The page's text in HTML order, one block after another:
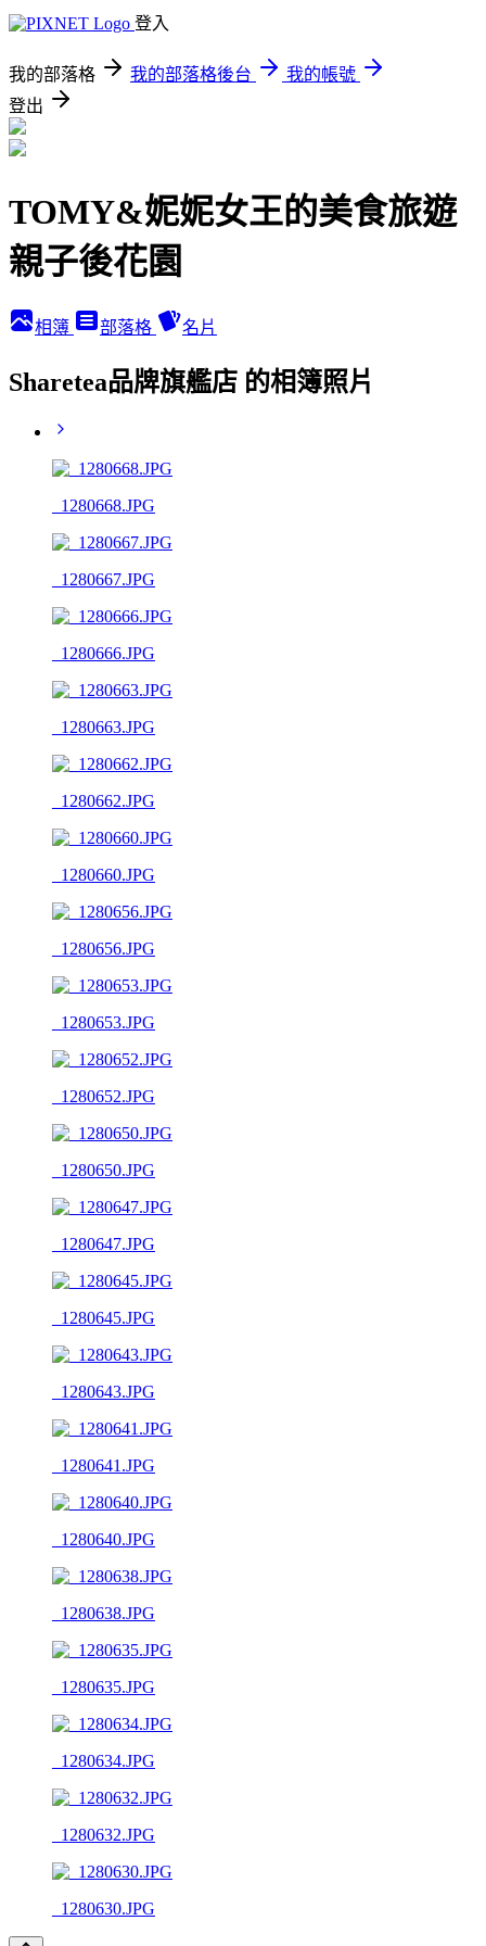
登入
我的部落格 我的部落格後台
我的帳號
登出
TOMY&妮妮女王的美食旅遊
親子後花園
相簿 部落格 名片
Sharetea品牌旗艦店 的相簿照片
_1280668.JPG
_1280667.JPG
_1280666.JPG
_1280663.JPG
_1280662.JPG
_1280660.JPG
_1280656.JPG
_1280653.JPG
_1280652.JPG
_1280650.JPG
_1280647.JPG
_1280645.JPG
_1280643.JPG
_1280641.JPG
_1280640.JPG
_1280638.JPG
_1280635.JPG
_1280634.JPG
_1280632.JPG
_1280630.JPG